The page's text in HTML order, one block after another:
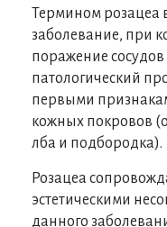
Термином розацеа
заболевание, при
поражение
патологический
первыми
кожных покровов
лба и подбородка).
Розацеа
эстетическими
данного